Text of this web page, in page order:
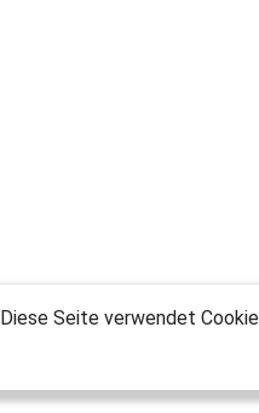
Diese Seite verwendet